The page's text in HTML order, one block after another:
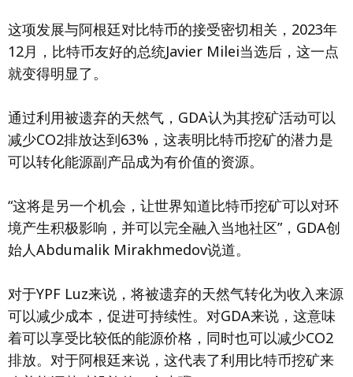
这项发展与阿根廷对比特币的接受密切相关，2023年
12月，比特币友好的总统Javier Milei当选后，这一点
就变得明显了。
通过利用被遗弃的天然气，GDA认为其挖矿活动可以
减少CO2排放达到63%，这表明比特币挖矿的潜力是
可以转化能源副产品成为有价值的资源。
“这将是另一个机会，让世界知道比特币挖矿可以对环
境产生积极影响，并可以完全融入当地社区”，GDA创
始人Abdumalik Mirakhmedov说道。
对于YPF Luz来说，将被遗弃的天然气转化为收入来源
可以减少成本，促进可持续性。对GDA来说，这意味
着可以享受比较低的能源价格，同时也可以减少CO2
排放。对于阿根廷来说，这代表了利用比特币挖矿来